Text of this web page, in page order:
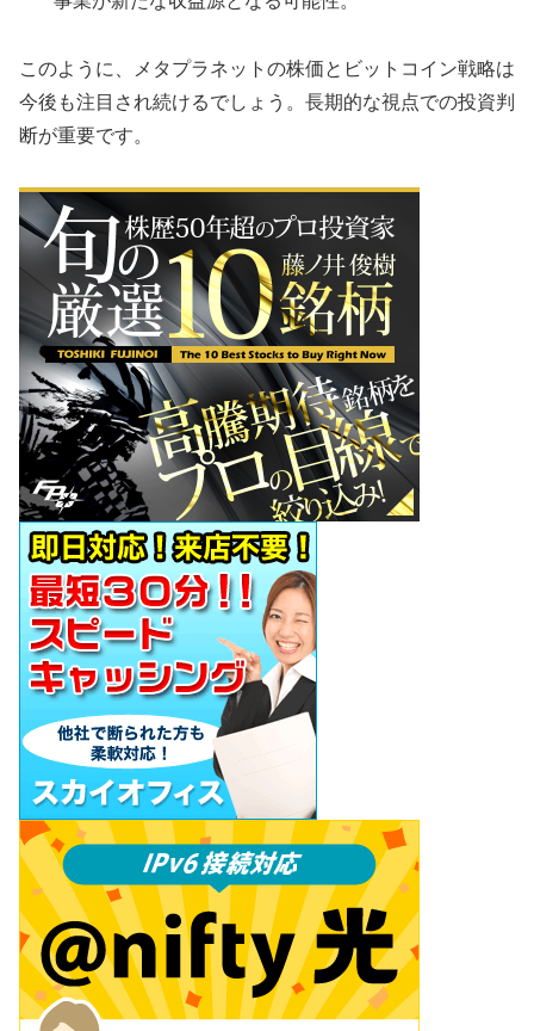
このように、メタプラネットの株価とビットコイン戦略は
今後も注目され続けるでしょう。長期的な視点での投資判
断が重要です。